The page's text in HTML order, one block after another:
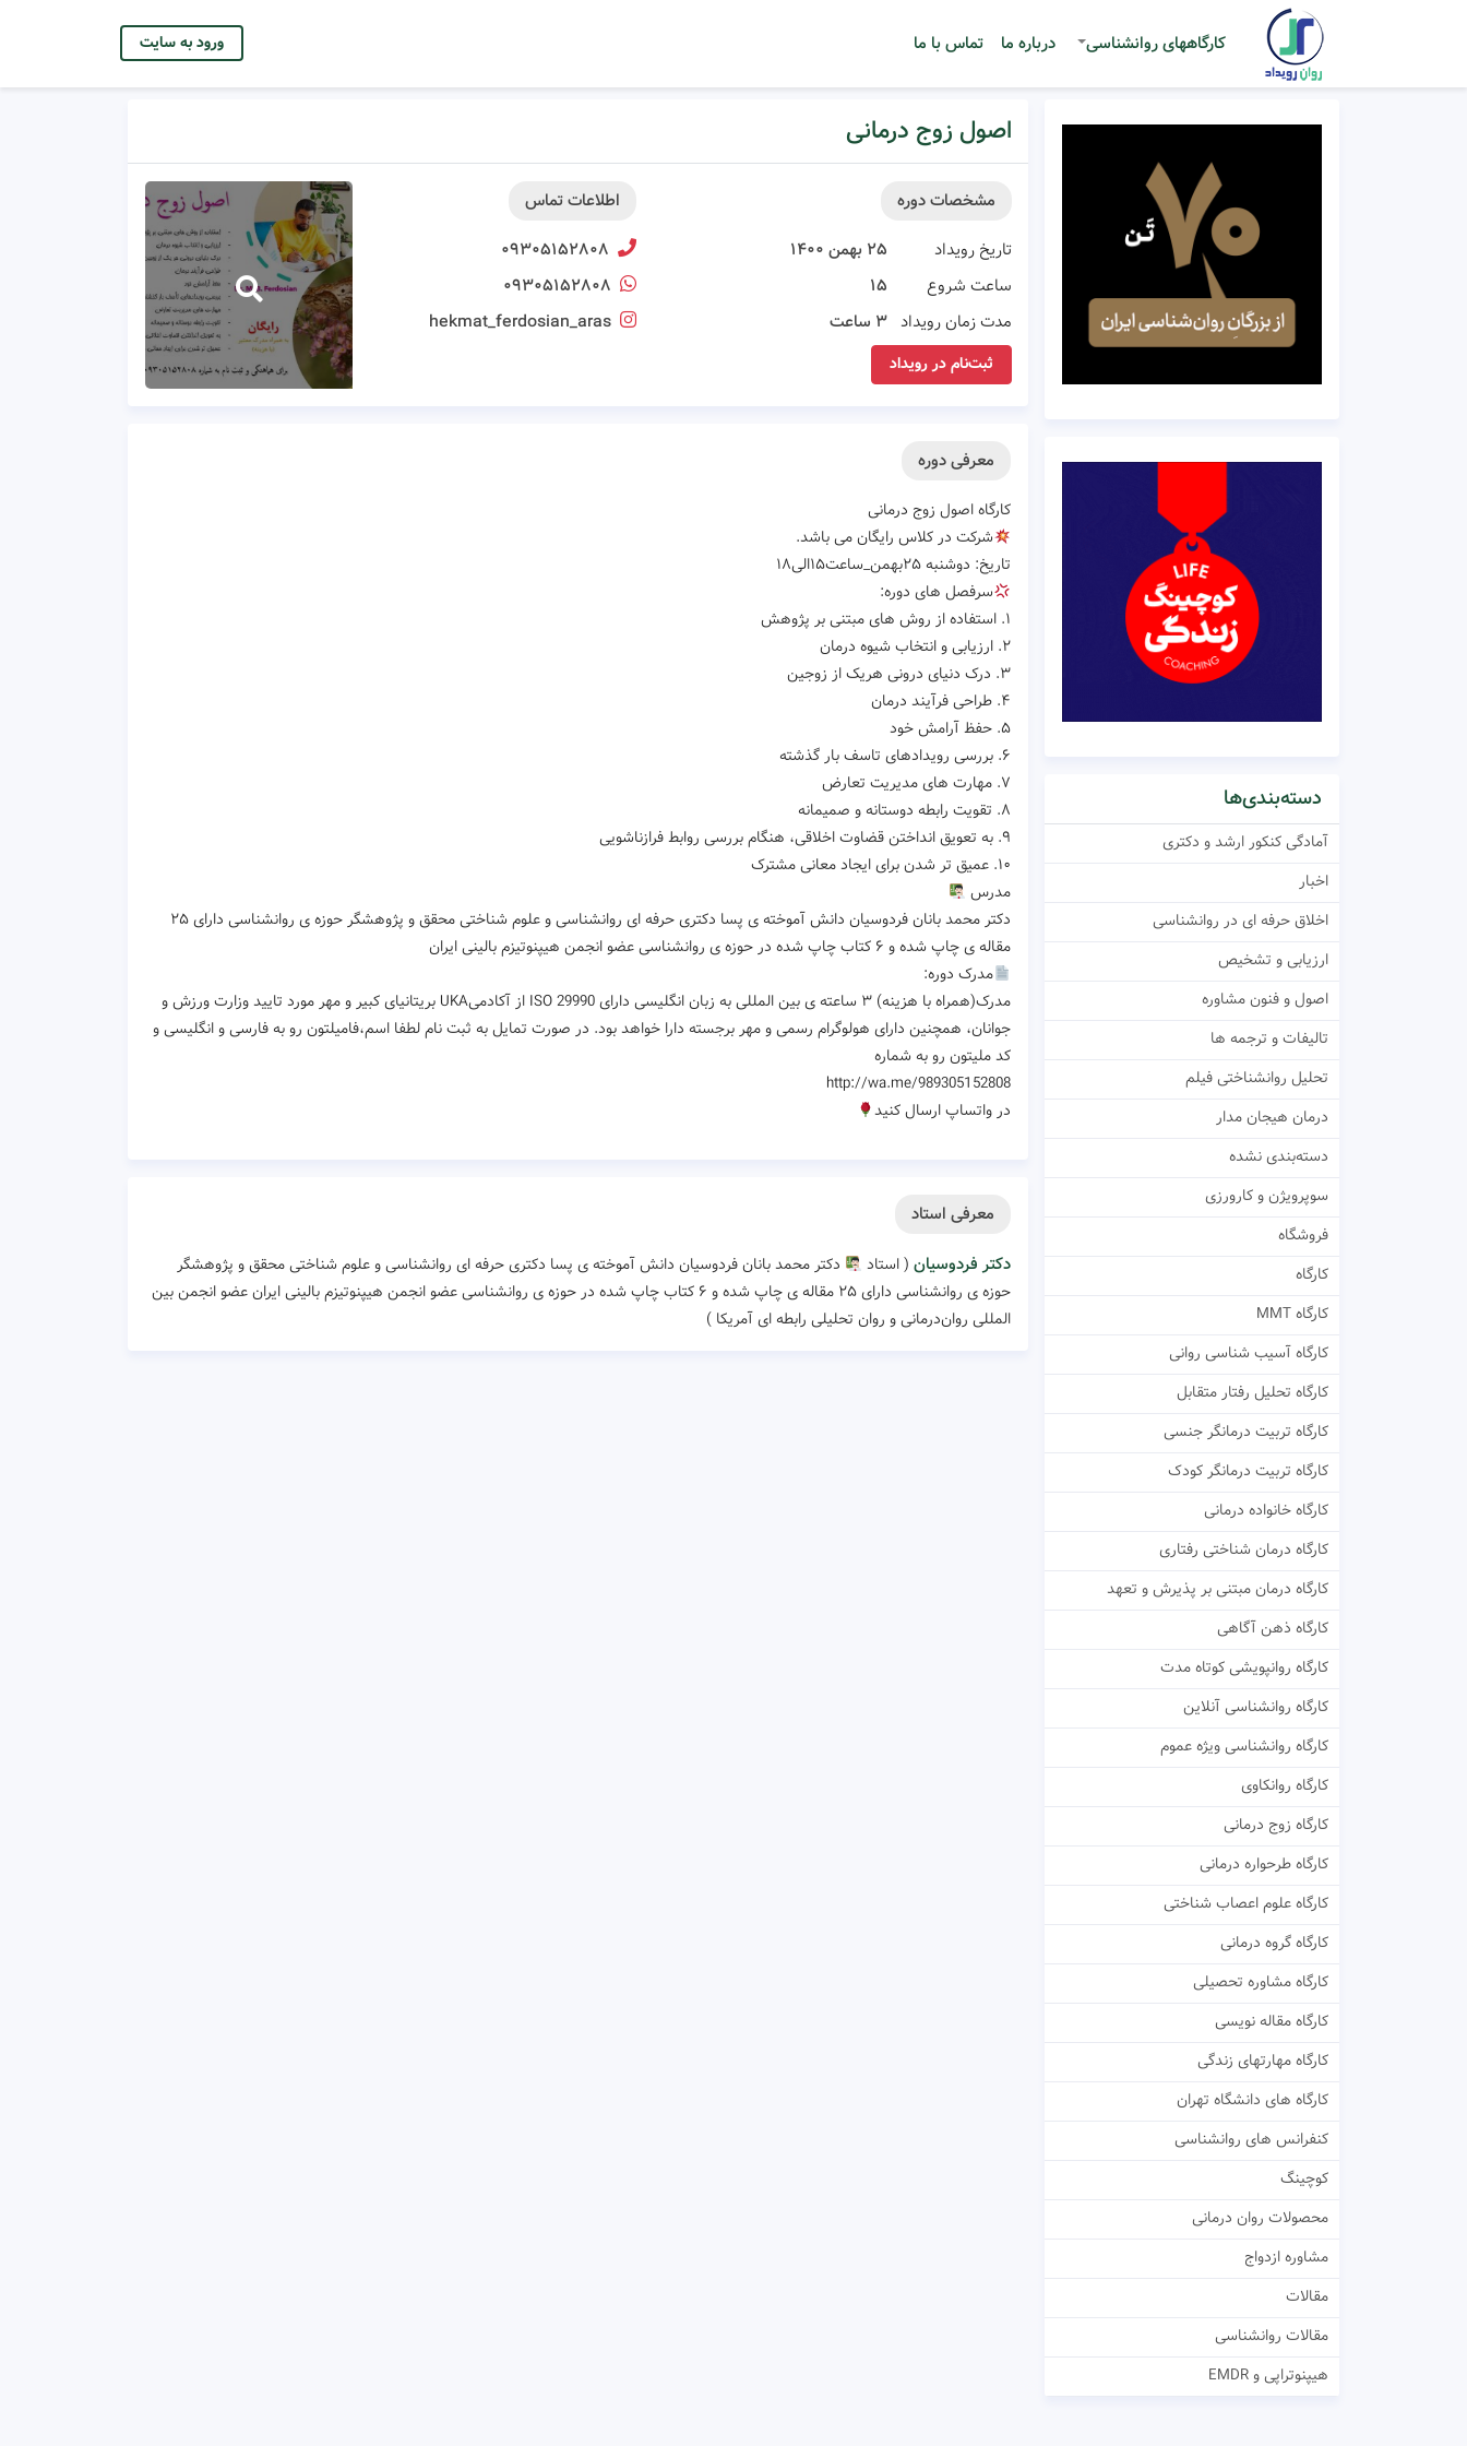
کارگاههای روانشناسی درباره ما تماس با ما ورود به سایت
اصول زوج درمانی
اطلاعات تماس
۰۹۳۰۵۱۵۲۸۰۸
۰۹۳۰۵۱۵۲۸۰۸
hekmat_ferdosian_aras
مشخصات دوره
تاریخ رویداد
۲۵ بهمن ۱۴۰۰
ساعت شروع
۱۵
مدت زمان رویداد ۳ ساعت
ثبت‌نام در رویداد
معرفی دوره
کارگاه اصول زوج درمانی
شرکت در کلاس رایگان می باشد.
تاریخ: دوشنبه ۲۵بهمن_ساعت۱۵الی۱۸
سرفصل های دوره:
۱. استفاده از روش های مبتنی بر پژوهش
۲. ارزیابی و انتخاب شیوه درمان
۳. درک دنیای درونی هریک از زوجین
۴. طراحی فرآیند درمان
۵. حفظ آرامش خود
۶. بررسی رویدادهای تاسف بار گذشته
۷. مهارت های مدیریت تعارض
۸. تقویت رابطه دوستانه و صمیمانه
۹. به تعویق انداختن قضاوت اخلاقی، هنگام بررسی روابط فرازناشویی
۱۰. عمیق تر شدن برای ایجاد معانی مشترک
مدرس
دکتر محمد بانان فردوسیان دانش آموخته ی پسا دکتری حرفه ای روانشناسی و علوم شناختی محقق و پژوهشگر حوزه ی روانشناسی دارای ۲۵
مقاله ی چاپ شده و ۶ کتاب چاپ شده در حوزه ی روانشناسی عضو انجمن هیپنوتیزم بالینی ایران
مدرک دوره:
مدرک(همراه با هزینه) ۳ ساعته ی بین المللی به زبان انگلیسی دارای ISO 29990 از آکادمیUKA بریتانیای کبیر و مهر مورد تایید وزارت ورزش و
جوانان، همچنین دارای هولوگرام رسمی و مهر برجسته دارا خواهد بود. در صورت تمایل به ثبت نام لطفا اسم،فامیلتون رو به فارسی و انگلیسی و
کد ملیتون رو به شماره
http://wa.me/989305152808
در واتساپ ارسال کنید
معرفی استاد
دکتر فردوسیان ( استاد
دکتر محمد بانان فردوسیان دانش آموخته ی پسا دکتری حرفه ای روانشناسی و علوم شناختی محقق و پژوهشگر
حوزه ی روانشناسی دارای ۲۵ مقاله ی چاپ شده و ۶ کتاب چاپ شده در حوزه ی روانشناسی عضو انجمن هیپنوتیزم بالینی ایران عضو انجمن بین
المللی روان‌درمانی و روان تحلیلی رابطه ای آمریکا )
دسته‌بندی‌ها
آمادگی کنکور ارشد و دکتری
اخبار
اخلاق حرفه ای در روانشناسی
ارزیابی و تشخیص
اصول و فنون مشاوره
تالیفات و ترجمه ها
تحلیل روانشناختی فیلم
درمان هیجان مدار
دسته‌بندی نشده
سوپرویژن و کارورزی
فروشگاه
کارگاه
کارگاه MMT
کارگاه آسیب شناسی روانی
کارگاه تحلیل رفتار متقابل
کارگاه تربیت درمانگر جنسی
کارگاه تربیت درمانگر کودک
کارگاه خانواده درمانی
کارگاه درمان شناختی رفتاری
کارگاه درمان مبتنی بر پذیرش و تعهد
کارگاه ذهن آگاهی
کارگاه روانپویشی کوتاه مدت
کارگاه روانشناسی آنلاین
کارگاه روانشناسی ویژه عموم
کارگاه روانکاوی
کارگاه زوج درمانی
کارگاه طرحواره درمانی
کارگاه علوم اعصاب شناختی
کارگاه گروه درمانی
کارگاه مشاوره تحصیلی
کارگاه مقاله نویسی
کارگاه مهارتهای زندگی
کارگاه های دانشگاه تهران
کنفرانس های روانشناسی
کوچینگ
محصولات روان درمانی
مشاوره ازدواج
مقالات
مقالات روانشناسی
هیپنوتراپی و EMDR